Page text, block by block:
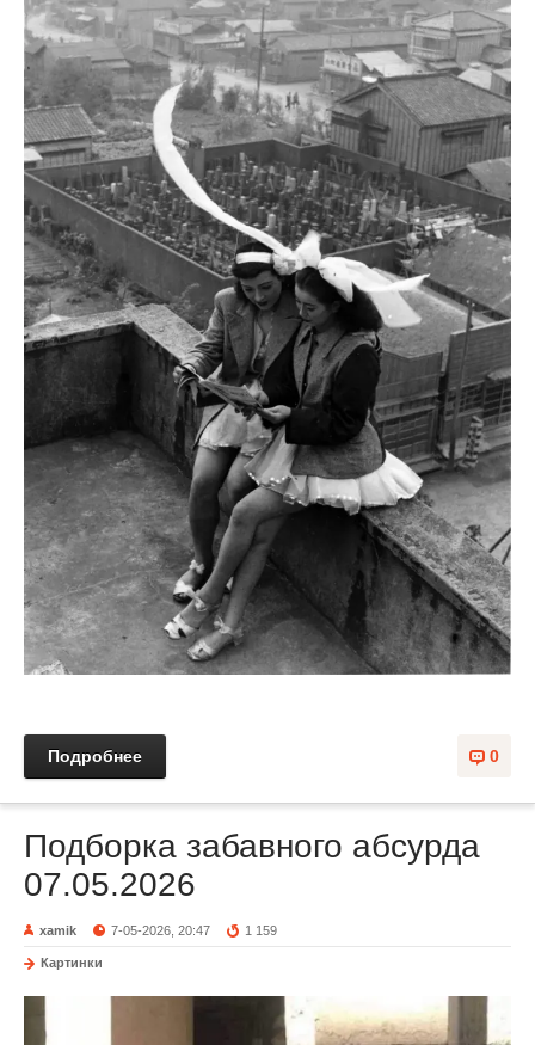
0
Подробнее
Подборка забавного абсурда
07.05.2026
xamik 7-05-2026, 20:47 1 159
Картинки